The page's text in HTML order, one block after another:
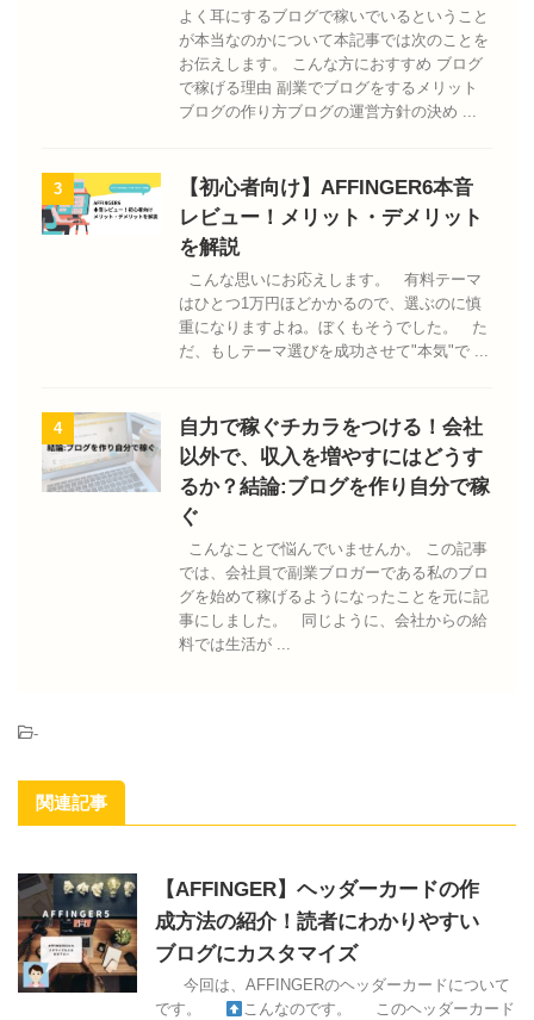
よく耳にするブログで稼いでいるということ
が本当なのかについて本記事では次のことを
お伝えします。 こんな方におすすめ ブログ
で稼げる理由 副業でブログをするメリット
ブログの作り方ブログの運営方針の決め ...
3
【初心者向け】AFFINGER6本音
レビュー！メリット・デメリット
を解説
こんな思いにお応えします。 有料テーマ
はひとつ1万円ほどかかるので、選ぶのに慎
重になりますよね。ぼくもそうでした。 た
だ、もしテーマ選びを成功させて"本気"で ...
4
自力で稼ぐチカラをつける！会社
以外で、収入を増やすにはどうす
るか？結論:ブログを作り自分で稼
ぐ
こんなことで悩んでいませんか。 この記事
では、会社員で副業ブロガーである私のブロ
グを始めて稼げるようになったことを元に記
事にしました。 同じように、会社からの給
料では生活が ...
-
関連記事
【AFFINGER】ヘッダーカードの作
成方法の紹介！読者にわかりやすい
ブログにカスタマイズ
今回は、AFFINGERのヘッダーカードについて
です。
こんなのです。 このヘッダーカード